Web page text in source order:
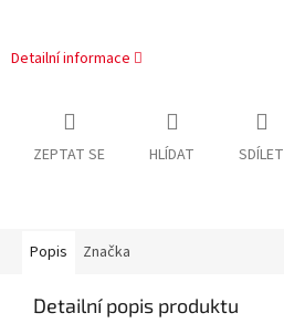
Detailní informace
ZEPTAT SE HLÍDAT SDÍLET
Popis Značka
Detailní popis produktu